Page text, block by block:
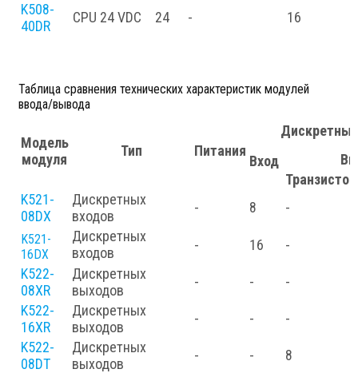
K508-
40DR
CPU 24 VDC 24 - 16
Таблица сравнения технических характеристик модулей
ввода/вывода
Модель
модуля
Тип Питания
Вход
K521-
08DX
Дискретных
входов
- 8 -
K521-
16DX
Дискретных
входов
- 16
-
K522-
08XR
Дискретных
выходов
- -
-
K522-
16XR
Дискретных
выходов
- -
-
K522-
08DT
Дискретных
выходов
- -
8